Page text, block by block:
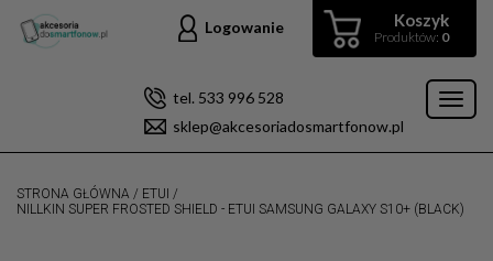
Koszyk
Produktów: 0
Logowanie
tel. 533 996 528
sklep@akcesoriadosmartfonow.pl
STRONA GŁÓWNA / ETUI /
NILLKIN SUPER FROSTED SHIELD - ETUI SAMSUNG GALAXY S10+ (BLACK)